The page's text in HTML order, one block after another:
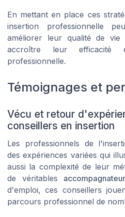
En mettant en place ces
insertion professionnelle
améliorer leur qualité de vie
accroître leur efficacité
professionnelle.
Témoignages et
Vécu et retour
conseillers en insertion
Les professionnels de
des expériences variées qui
aussi la complexité de leur
de véritables
d'emploi, ces conseillers
parcours professionnel de